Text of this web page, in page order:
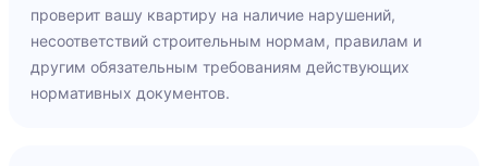
проверит вашу квартиру на наличие нарушений,
несоответствий строительным нормам, правилам и
другим обязательным требованиям действующих
нормативных документов.